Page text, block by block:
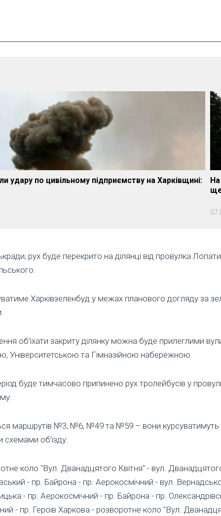
удару по цивільному підприємству на Харківщині:
рух буде перекрито на ділянці від провулка
Харківзеленбуд у межах планового догляду за
об’їхати закриту ділянку можна буде прилеглими
Університетською та Гімназійною набережною.
буде тимчасово припинено рух тролейбусів у
маршрутів №3, №6, №49 та №59 – вони курсуватимуть
об’їзду:
коло "Вул. Дванадцятого Квітня" - вул.
- пр. Байрона - пр. Аерокосмічний - вул.
- пр. Аерокосмічний - пр. Байрона - пр.
- пр. Героїв Харкова - розворотне коло "Вул.